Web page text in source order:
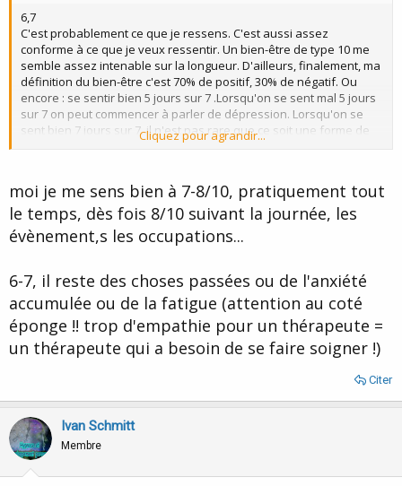
6,7
C'est probablement ce que je ressens. C'est aussi assez
conforme à ce que je veux ressentir. Un bien-être de type 10 me
semble assez intenable sur la longueur. D'ailleurs, finalement, ma
définition du bien-être c'est 70% de positif, 30% de négatif. Ou
encore : se sentir bien 5 jours sur 7 .Lorsqu'on se sent mal 5 jours
sur 7 on peut commencer à parler de dépression. Lorsqu'on se
sent bien 7 jours sur 7, il n'est pas rare que ce soit une forme de
surmenage annonciateur d'une possible décompensation
Cliquez pour agrandir...
moi je me sens bien à 7-8/10, pratiquement tout
le temps, dès fois 8/10 suivant la journée, les
évènement,s les occupations...
6-7, il reste des choses passées ou de l'anxiété
accumulée ou de la fatigue (attention au coté
éponge !! trop d'empathie pour un thérapeute =
un thérapeute qui a besoin de se faire soigner !)
Citer
Ivan Schmitt
Membre